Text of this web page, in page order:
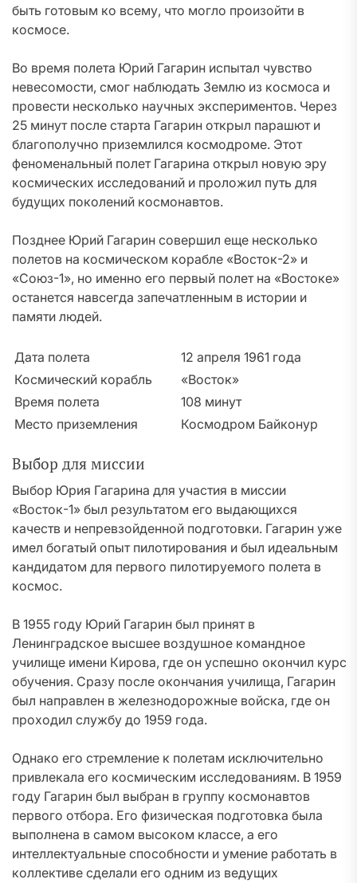
быть готовым ко всему, что могло произойти в
космосе.
Во время полета Юрий Гагарин испытал чувство
невесомости, смог наблюдать Землю из космоса и
провести несколько научных экспериментов. Через
25 минут после старта Гагарин открыл парашют и
благополучно приземлился космодроме. Этот
феноменальный полет Гагарина открыл новую эру
космических исследований и проложил путь для
будущих поколений космонавтов.
Позднее Юрий Гагарин совершил еще несколько
полетов на космическом корабле «Восток-2» и
«Союз-1», но именно его первый полет на «Востоке»
останется навсегда запечатленным в истории и
памяти людей.
Дата полета
12 апреля 1961 года
Космический корабль
«Восток»
Время полета
108 минут
Место приземления
Космодром Байконур
Выбор для миссии
Выбор Юрия Гагарина для участия в миссии
«Восток-1» был результатом его выдающихся
качеств и непревзойденной подготовки. Гагарин уже
имел богатый опыт пилотирования и был идеальным
кандидатом для первого пилотируемого полета в
космос.
В 1955 году Юрий Гагарин был принят в
Ленинградское высшее воздушное командное
училище имени Кирова, где он успешно окончил курс
обучения. Сразу после окончания училища, Гагарин
был направлен в железнодорожные войска, где он
проходил службу до 1959 года.
Однако его стремление к полетам исключительно
привлекала его космическим исследованиям. В 1959
году Гагарин был выбран в группу космонавтов
первого отбора. Его физическая подготовка была
выполнена в самом высоком классе, а его
интеллектуальные способности и умение работать в
коллективе сделали его одним из ведущих